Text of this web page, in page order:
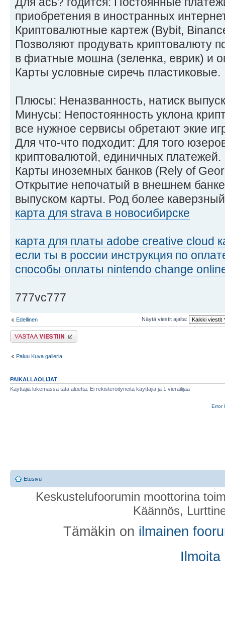
приобретения в иностранных
Криптовалютные картеж (Bybit,
Позволяют продувать криптовалюту
в фиатные мошна (зеленка, еврик) и
Карты условные сиречь пластиковые.
Плюсы: Неназванность, натиск
Минусы: Непостоянность уклона
все нужное сервисы обретают экие
Для что-что подходит: Для того
криптовалютой, единичных платежей.
Карты иноземных банков (Rely of
Открытие непочатый в внешнем
выпуском карты. Род более
карта для strava в новосибирске
карта для платы adobe creative cloud
если ты в россии инструкция по
способы оплаты nintendo change
777vc777
Edellinen Näytä viestit ajalta:
Lähetä vastaus
Paluu Kuva galleria
PAIKALLAOLIJAT
Käyttäjiä lukemassa tätä aluetta: Ei rekisteröityneitä käyttäjiä ja 1 vierailijaa
Error
Etusivu
Keskustelufoorumin moottorina
Käännös,
Tämäkin on ilmainen